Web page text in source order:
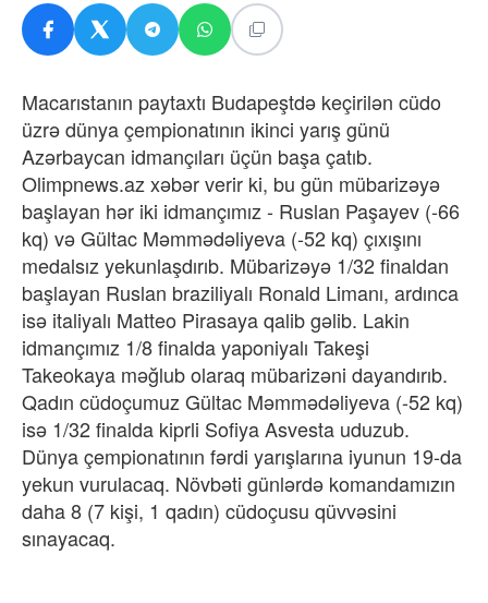
Macarıstanın paytaxtı Budapeştdə keçirilən cüdo
üzrə dünya çempionatının ikinci yarış günü
Azərbaycan idmançıları üçün başa çatıb.
Olimpnews.az xəbər verir ki, bu gün mübarizəyə
başlayan hər iki idmançımız - Ruslan Paşayev (-66
kq) və Gültac Məmmədəliyeva (-52 kq) çıxışını
medalsız yekunlaşdırıb. Mübarizəyə 1/32 finaldan
başlayan Ruslan braziliyalı Ronald Limanı, ardınca
isə italiyalı Matteo Pirasaya qalib gəlib. Lakin
idmançımız 1/8 finalda yaponiyalı Takeşi
Takeokaya məğlub olaraq mübarizəni dayandırıb.
Qadın cüdoçumuz Gültac Məmmədəliyeva (-52 kq)
isə 1/32 finalda kiprli Sofiya Asvesta uduzub.
Dünya çempionatının fərdi yarışlarına iyunun 19-da
yekun vurulacaq. Növbəti günlərdə komandamızın
daha 8 (7 kişi, 1 qadın) cüdoçusu qüvvəsini
sınayacaq.